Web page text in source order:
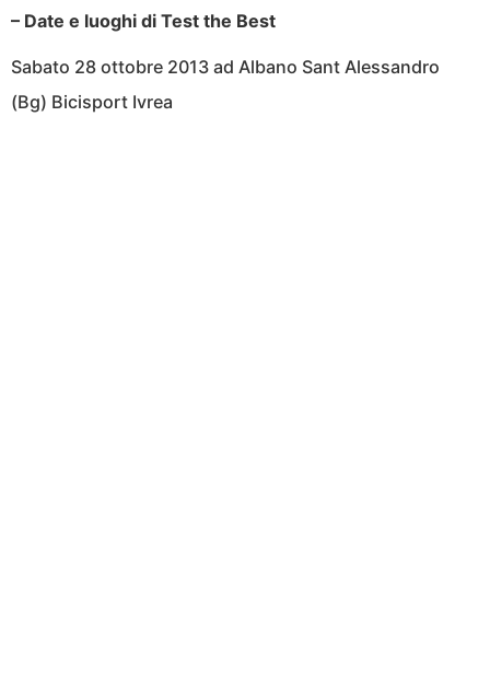
– Date e luoghi di Test the Best
Sabato 28 ottobre 2013 ad Albano Sant Alessandro
(Bg) Bicisport Ivrea